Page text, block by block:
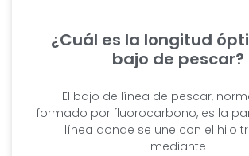
¿Cuál es la longitud
bajo de pescar?
El bajo de línea de pescar,
formado por fluorocarbono, es la
línea donde se une con el hilo
mediante